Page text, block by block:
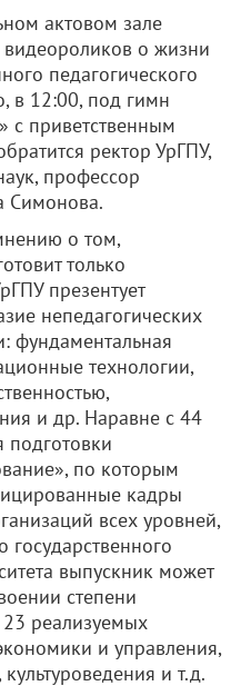
актовом зале
видеороликов о жизни
педагогического
в 12:00, под гимн
с приветственным
ректор УрГПУ,
профессор
Симонова.
о том,
только
презентует
непедагогических
фундаментальная
технологии,
и др. Наравне с 44
по которым
кадры
всех уровней,
государственного
выпускник может
степени
реализуемых
и управления,
и т.д.